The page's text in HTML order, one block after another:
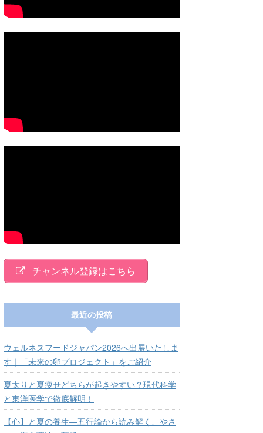
チャンネル登録はこちら
最近の投稿
ウェルネスフードジャパン2026へ出展いたしま
す｜「未来の卵プロジェクト」をご紹介
夏太りと夏痩せどちらが起きやすい？現代科学
と東洋医学で徹底解明！
【心】と夏の養生―五行論から読み解く、やさ